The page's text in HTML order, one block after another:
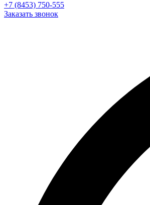
+7 (8453) 750-555
Заказать звонок